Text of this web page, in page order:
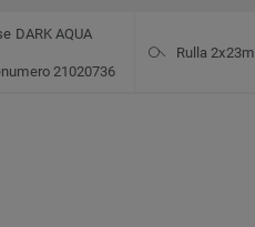
DARK AQUA
21020736
Rulla 2x23m